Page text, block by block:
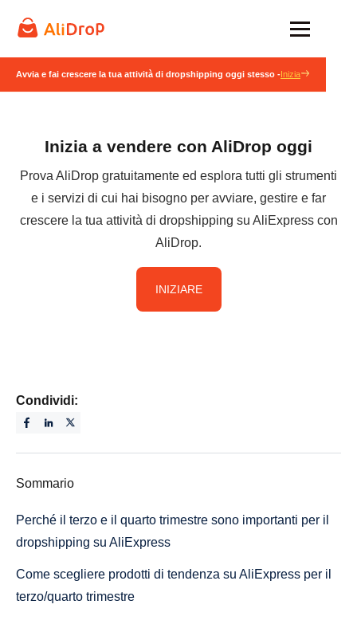
Avvia e fai crescere la tua attività di dropshipping oggi stesso -Inizia
Inizia a vendere con AliDrop oggi
Prova AliDrop gratuitamente ed esplora tutti gli strumenti
e i servizi di cui hai bisogno per avviare, gestire e far
crescere la tua attività di dropshipping su AliExpress con
AliDrop.
INIZIARE
Condividi:
Sommario
Perché il terzo e il quarto trimestre sono importanti per il
dropshipping su AliExpress
Come scegliere prodotti di tendenza su AliExpress per il
terzo/quarto trimestre